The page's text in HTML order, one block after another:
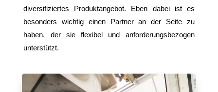
diversifiziertes Produktangebot. Eben dabei ist es
besonders wichtig einen Partner an der Seite zu
haben, der sie flexibel und anforderungsbezogen
unterstützt.